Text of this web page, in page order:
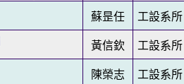
蘇昰任 工設系所
黃信欽 工設系所
陳榮志 工設系所